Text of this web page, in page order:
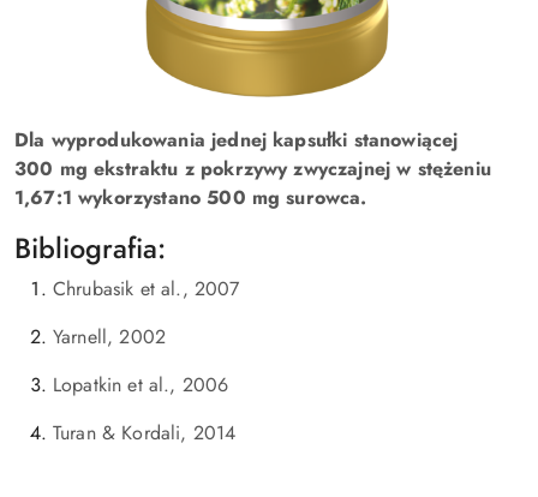
Dla wyprodukowania jednej kapsułki stanowiącej
300 mg ekstraktu z pokrzywy zwyczajnej w stężeniu
1,67:1 wykorzystano 500 mg surowca.
Bibliografia:
Chrubasik et al., 2007
Yarnell, 2002
Lopatkin et al., 2006
Turan & Kordali, 2014